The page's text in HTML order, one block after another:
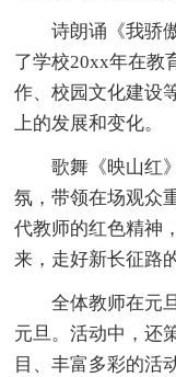
诗朗诵《我骄
了学校20xx年在教
作、校园文化建设
上的发展和变化。
歌舞《映山红
氛，带领在场观众
代教师的红色精神
来，走好新长征路
全体教师在元
元旦。活动中，还
目、丰富多彩的活